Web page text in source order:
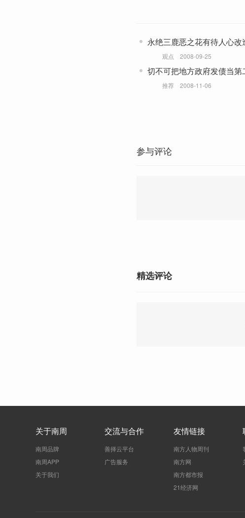
永绝三鹿恶之花有待人心改
观点 2008-09-25
切不可把地方政府发债当第
推荐 2008-11-06
参与评论
精选评论
关于南周
南周品牌
南周APP
关于我们
交流与合作
善择云平台
广告服务
友情链接
南方人物周刊
南方网
南方都市报
21经济网